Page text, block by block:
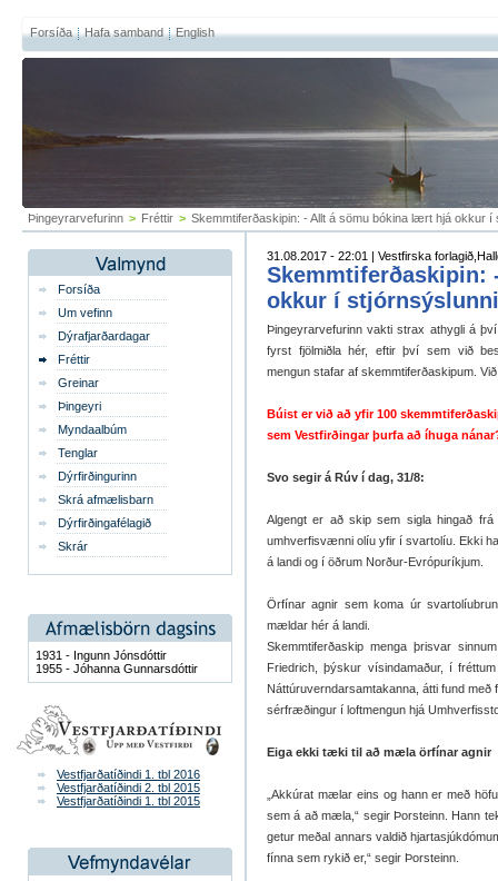
Forsíða Hafa samband English
Þingeyrarvefurinn > Fréttir > Skemmtiferðaskipin: - Allt á sömu bókina lært hjá okkur í
Forsíða
Um vefinn
Dýrafjarðardagar
Fréttir
Greinar
Þingeyri
Myndaalbúm
Tenglar
Dýrfirðingurinn
Skrá afmælisbarn
Dýrfirðingafélagið
Skrár
1931 - Ingunn Jónsdóttir
1955 - Jóhanna Gunnarsdóttir
Vestfjarðatíðindi 1. tbl 2016
Vestfjarðatíðindi 2. tbl 2015
Vestfjarðatíðindi 1. tbl 2015
31.08.2017 - 22:01 | Vestfirska
okkur í
Þingeyrarvefurinn vakti strax athygli á
fyrst fjölmiðla hér, eftir því sem við
mengun stafar af skemmtiferðaskipum.
Búist er við að yfir 100
sem Vestfirðingar þurfa að íhuga
Svo segir á Rúv í dag, 31/8:
Algengt er að skip sem sigla hingað
umhverfisvænni olíu yfir í svartolíu. Ekki
á landi og í öðrum Norður-Evrópuríkjum.
Örfínar agnir sem koma úr
mældar hér á landi.
Skemmtiferðaskip menga þrisvar
Friedrich, þýskur vísindamaður, í
Náttúruverndarsamtakanna, átti fund
sérfræðingur í loftmengun hjá
Eiga ekki tæki til að mæla örfínar agnir
„Akkúrat mælar eins og hann er með
sem á að mæla,“ segir Þorsteinn. Hann
getur meðal annars valdið
fínna sem rykið er,“ segir Þorsteinn.